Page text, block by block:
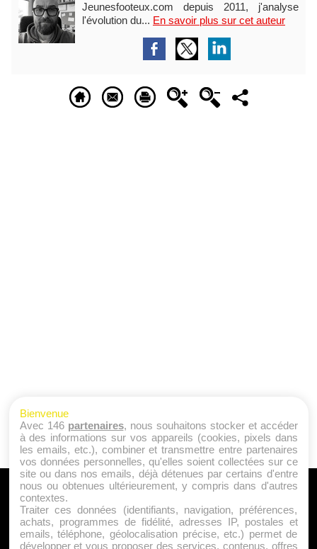
Jeunesfooteux.com depuis 2011, j'analyse
l'évolution du... En savoir plus sur cet auteur
A PROPOS
Qui sommes nous ?
Mentions Légales
Bienvenue
Avec 146 partenaires, nous souhaitons stocker et accéder
à des informations sur vos appareils (cookies, pixels dans
les emails, etc.), combiner et transmettre entre partenaires
vos données personnelles, qu'elles soient collectées sur ce
site ou dans nos emails, déjà détenues par certains d'entre
nous ou obtenues ultérieurement, y compris dans d'autres
contextes.
Traiter ces données (identifiants, navigation, préférences,
achats, programmes de fidélité, adresses IP, postales et
emails, téléphone, géolocalisation précise, etc.) permet de
développer et vous proposer des services, contenus, offres